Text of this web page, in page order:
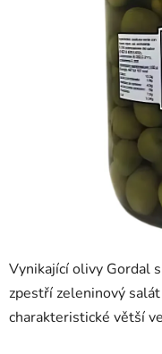
Vynikající olivy Gordal
zpestří zeleninový
charakteristické větší